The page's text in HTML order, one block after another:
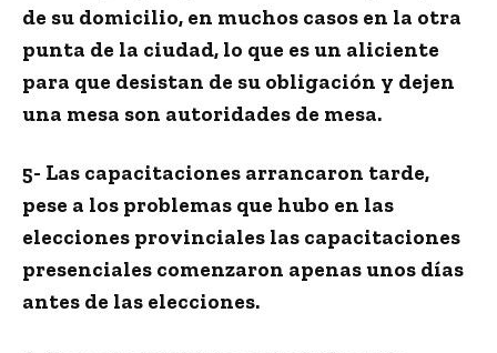
de su domicilio, en muchos casos en la otra
punta de la ciudad, lo que es un aliciente
para que desistan de su obligación y dejen
una mesa son autoridades de mesa.
5- Las capacitaciones arrancaron tarde,
pese a los problemas que hubo en las
elecciones provinciales las capacitaciones
presenciales comenzaron apenas unos días
antes de las elecciones.